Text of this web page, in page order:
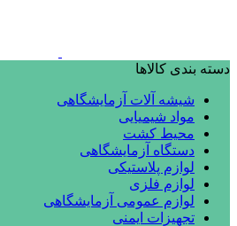
دسته بندی کالاها
شیشه آلات آزمایشگاهی
مواد شیمیایی
محیط کشت
دستگاه آزمایشگاهی
لوازم پلاستیکی
لوازم فلزی
لوازم عمومی آزمایشگاهی
تجهیزات ایمنی